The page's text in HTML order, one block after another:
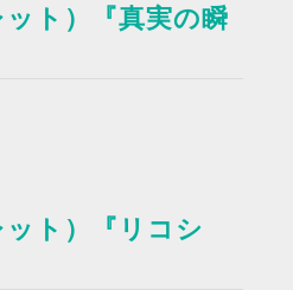
ット）『真実の瞬
ット）『リコシ